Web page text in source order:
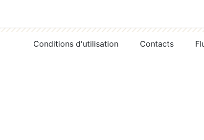
Conditions d'utilisation Contacts